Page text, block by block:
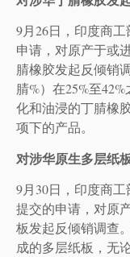
9月26日，印度商
申请，对原产于或
腈橡胶发起反倾销
腈%）在25%至
化和油浸的丁腈橡
项下的产品。
对涉华原生多层纸
9月30日，印度商
提交的申请，对原
板发起反倾销调查
成的多层纸板，无